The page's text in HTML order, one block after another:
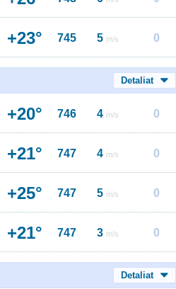
+23° 745 5 m/s 0
Detaliat
+20° 746 4 m/s 0
+21° 747 4 m/s 0
+25° 747 5 m/s 0
+21° 747 3 m/s 0
Detaliat